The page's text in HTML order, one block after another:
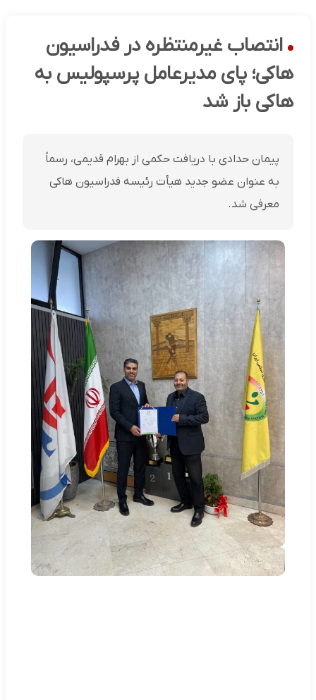
انتصاب غیرمنتظره در فدراسیون
هاکی؛ پای مدیرعامل پرسپولیس به
هاکی باز شد
پیمان حدادی با دریافت حکمی از بهرام قدیمی، رسماً
به عنوان عضو جدید هیأت رئیسه فدراسیون هاکی
معرفی شد.